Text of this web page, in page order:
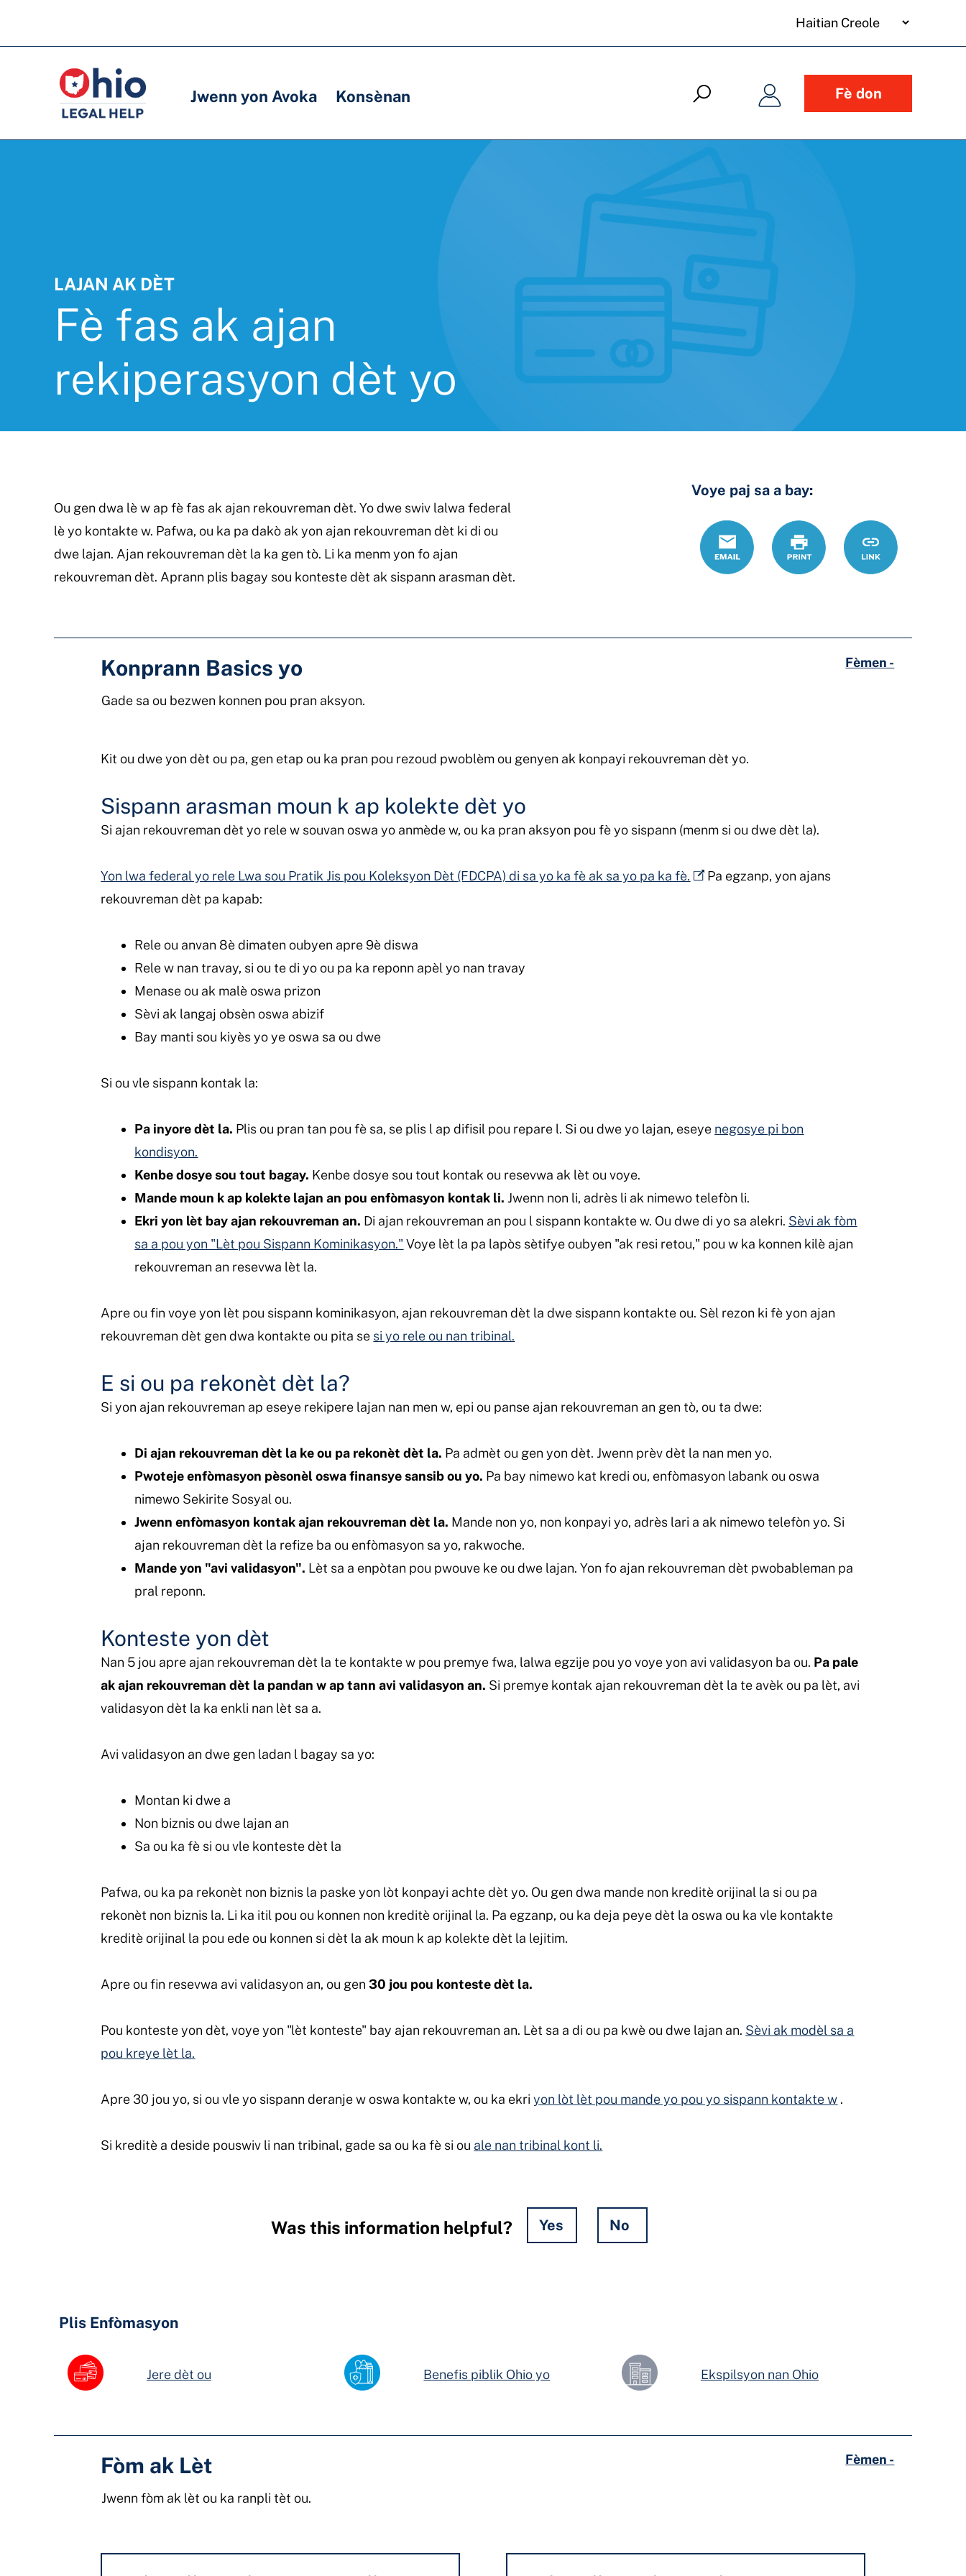
prensipal
Jwenn yon Avoka Konsènan Fè don
prensipal
LAJAN AK DÈT
Fè fas ak ajan
rekiperasyon dèt yo
Ou gen dwa lè w ap fè fas ak ajan rekouvreman dèt. Yo dwe swiv lalwa federal
lè yo kontakte w. Pafwa, ou ka pa dakò ak yon ajan rekouvreman dèt ki di ou
dwe lajan. Ajan rekouvreman dèt la ka gen tò. Li ka menm yon fo ajan
rekouvreman dèt. Aprann plis bagay sou konteste dèt ak sispann arasman dèt.
Voye paj sa a bay:
Email Print
https://
d%C3%A8t
Link
Konprann Basics yo
Gade sa ou bezwen konnen pou pran aksyon.
Fèmen -
Kit ou dwe yon dèt ou pa, gen etap ou ka pran pou rezoud pwoblèm ou genyen ak konpayi rekouvreman dèt yo.
Sispann arasman moun k ap kolekte dèt yo
Si ajan rekouvreman dèt yo rele w souvan oswa yo anmède w, ou ka pran aksyon pou fè yo sispann (menm si ou dwe dèt la).
Yon lwa federal yo rele Lwa sou Pratik Jis pou Koleksyon Dèt (FDCPA) di sa yo ka fè ak sa yo pa ka fè.
Pa egzanp, yon ajans
rekouvreman dèt pa kapab:
Rele ou anvan 8è dimaten oubyen apre 9è diswa
Rele w nan travay, si ou te di yo ou pa ka reponn apèl yo nan travay
Menase ou ak malè oswa prizon
Sèvi ak langaj obsèn oswa abizif
Bay manti sou kiyès yo ye oswa sa ou dwe
Si ou vle sispann kontak la:
Pa inyore dèt la. Plis ou pran tan pou fè sa, se plis l ap difisil pou repare l. Si ou dwe yo lajan, eseye negosye pi bon
kondisyon.
Kenbe dosye sou tout bagay. Kenbe dosye sou tout kontak ou resevwa ak lèt ou voye.
Mande moun k ap kolekte lajan an pou enfòmasyon kontak li. Jwenn non li, adrès li ak nimewo telefòn li.
Ekri yon lèt bay ajan rekouvreman an. Di ajan rekouvreman an pou l sispann kontakte w. Ou dwe di yo sa alekri. Sèvi ak fòm
sa a pou yon "Lèt pou Sispann Kominikasyon." Voye lèt la pa lapòs sètifye oubyen "ak resi retou," pou w ka konnen kilè ajan
rekouvreman an resevwa lèt la.
Apre ou fin voye yon lèt pou sispann kominikasyon, ajan rekouvreman dèt la dwe sispann kontakte ou. Sèl rezon ki fè yon ajan
rekouvreman dèt gen dwa kontakte ou pita se si yo rele ou nan tribinal.
E si ou pa rekonèt dèt la?
Si yon ajan rekouvreman ap eseye rekipere lajan nan men w, epi ou panse ajan rekouvreman an gen tò, ou ta dwe:
Di ajan rekouvreman dèt la ke ou pa rekonèt dèt la. Pa admèt ou gen yon dèt. Jwenn prèv dèt la nan men yo.
Pwoteje enfòmasyon pèsonèl oswa finansye sansib ou yo. Pa bay nimewo kat kredi ou, enfòmasyon labank ou oswa
nimewo Sekirite Sosyal ou.
Jwenn enfòmasyon kontak ajan rekouvreman dèt la. Mande non yo, non konpayi yo, adrès lari a ak nimewo telefòn yo. Si
ajan rekouvreman dèt la refize ba ou enfòmasyon sa yo, rakwoche.
Mande yon "avi validasyon". Lèt sa a enpòtan pou pwouve ke ou dwe lajan. Yon fo ajan rekouvreman dèt pwobableman pa
pral reponn.
Konteste yon dèt
Nan 5 jou apre ajan rekouvreman dèt la te kontakte w pou premye fwa, lalwa egzije pou yo voye yon avi validasyon ba ou. Pa pale
ak ajan rekouvreman dèt la pandan w ap tann avi validasyon an. Si premye kontak ajan rekouvreman dèt la te avèk ou pa lèt, avi
validasyon dèt la ka enkli nan lèt sa a.
Avi validasyon an dwe gen ladan l bagay sa yo:
Montan ki dwe a
Non biznis ou dwe lajan an
Sa ou ka fè si ou vle konteste dèt la
Pafwa, ou ka pa rekonèt non biznis la paske yon lòt konpayi achte dèt yo. Ou gen dwa mande non kreditè orijinal la si ou pa
rekonèt non biznis la. Li ka itil pou ou konnen non kreditè orijinal la. Pa egzanp, ou ka deja peye dèt la oswa ou ka vle kontakte
kreditè orijinal la pou ede ou konnen si dèt la ak moun k ap kolekte dèt la lejitim.
Apre ou fin resevwa avi validasyon an, ou gen30 jou pou konteste dèt la.
Pou konteste yon dèt, voye yon "lèt konteste" bay ajan rekouvreman an. Lèt sa a di ou pa kwè ou dwe lajan an. Sèvi ak modèl sa a
pou kreye lèt la.
Apre 30 jou yo, si ou vle yo sispann deranje w oswa kontakte w, ou ka ekriyon lòt lèt pou mande yo pou yo sispann kontakte w .
Si kreditè a deside pouswiv li nan tribinal, gade sa ou ka fè si ou ale nan tribinal kont li.
Was this information helpful? Yes No
Plis Enfòmasyon
Jere dèt ou Benefis piblik Ohio yo Ekspilsyon nan Ohio
Fòm ak Lèt
Jwenn fòm ak lèt ou ka ranpli tèt ou.
Fèmen -